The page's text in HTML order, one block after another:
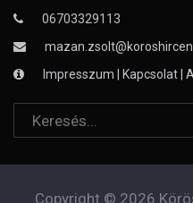
06703329113
Impresszum
Kapcsolat
Copyright © 2026